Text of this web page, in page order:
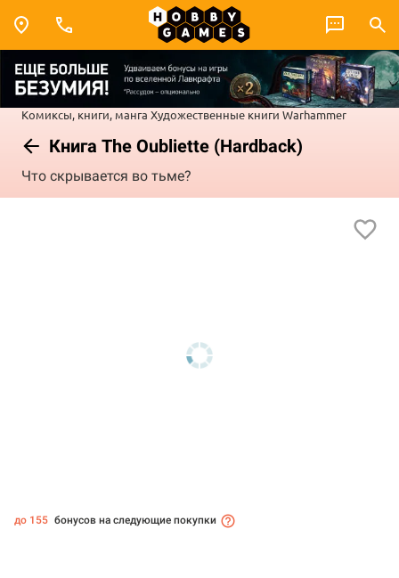
Комиксы, книги, манга Художественные книги Warhammer
Книга The Oubliette (Hardback)
Что скрывается во тьме?
до 155 бонусов на следующие покупки